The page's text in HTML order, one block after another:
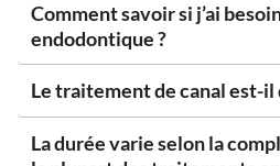
Comment savoir si j’ai
endodontique ?
Le traitement de canal est-il
La durée varie selon la